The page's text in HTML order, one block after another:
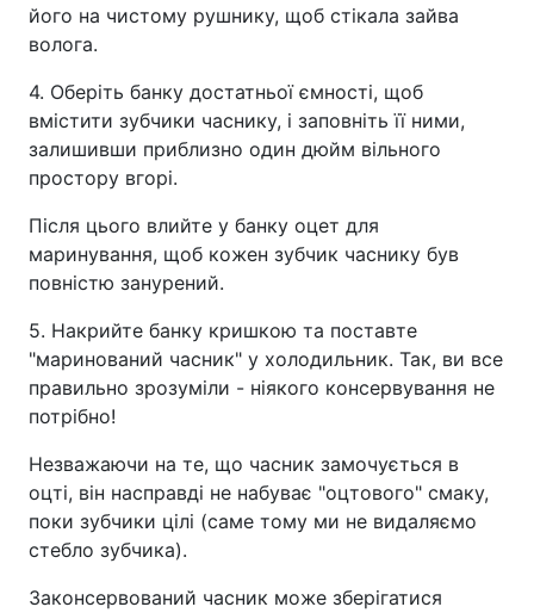
його на чистому рушнику, щоб стікала зайва
волога.
4. Оберіть банку достатньої ємності, щоб
вмістити зубчики часнику, і заповніть її ними,
залишивши приблизно один дюйм вільного
простору вгорі.
Після цього влийте у банку оцет для
маринування, щоб кожен зубчик часнику був
повністю занурений.
5. Накрийте банку кришкою та поставте
"маринований часник" у холодильник. Так, ви все
правильно зрозуміли - ніякого консервування не
потрібно!
Незважаючи на те, що часник замочується в
оцті, він насправді не набуває "оцтового" смаку,
поки зубчики цілі (саме тому ми не видаляємо
стебло зубчика).
Законсервований часник може зберігатися